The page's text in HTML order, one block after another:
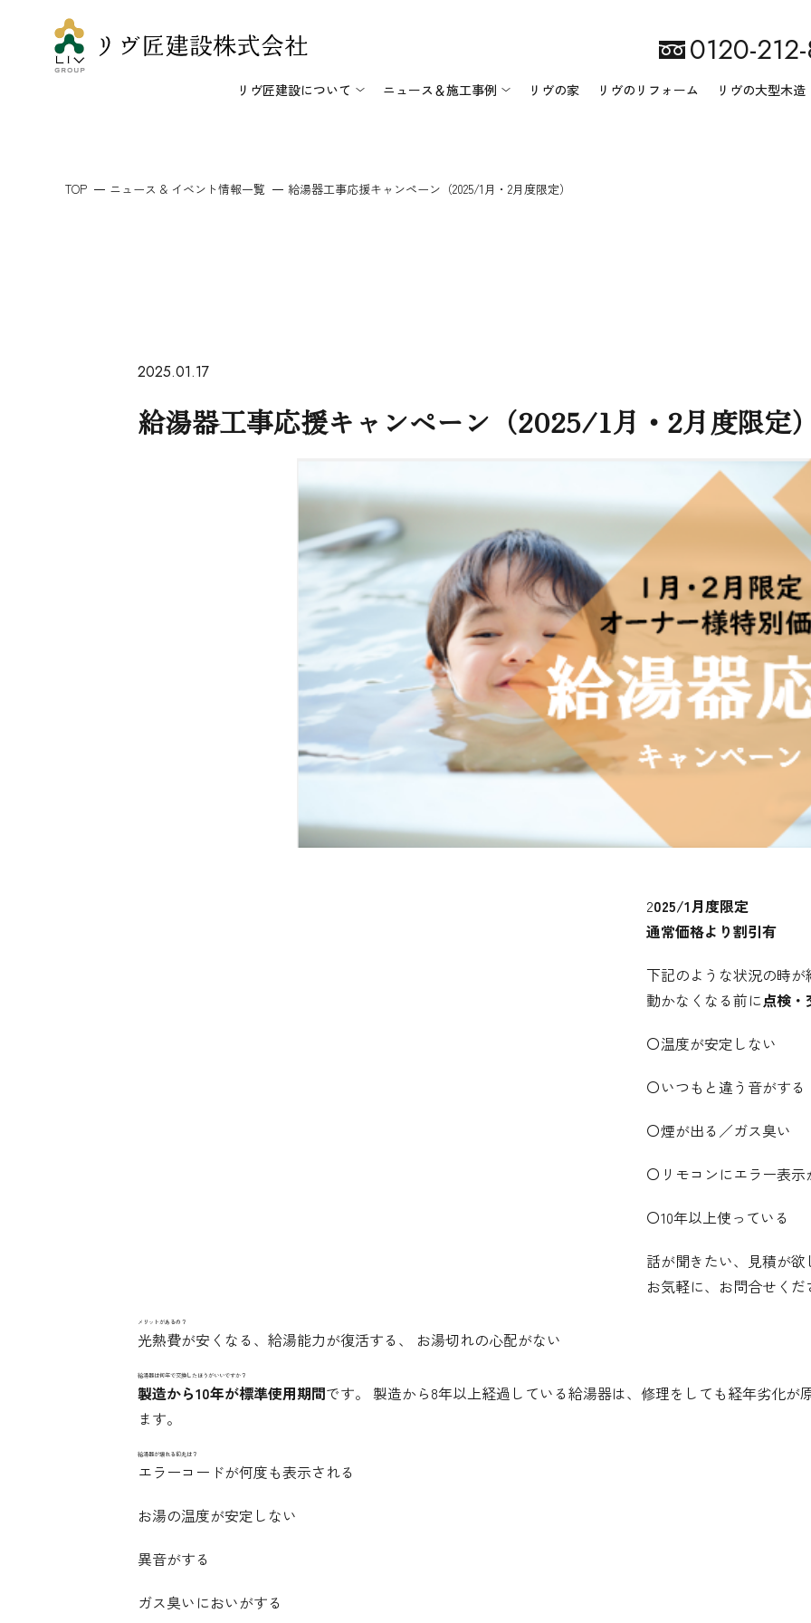
リヴ匠建設について
リヴ匠建設について
ニュース＆施工事例
ニュース一覧
リヴの家 リヴのリフォーム リヴの大型木造
0120-
TOP ニュース & イベント情報一覧 給湯器工事応援キャンペーン（2025/1月・2月度限定）
2025.01.17
給湯器工事応援キャンペーン（2025/1月・2月度限定
2025/1月度限定
通常価格より割引有
下記のような状況の時
動かなくなる前に点検・
〇温度が安定しない
〇いつもと違う音がする
〇煙が出る／ガス臭い
〇リモコンにエラー表示
〇10年以上使っている
話が聞きたい、見積が欲
お気軽に、お問合せくだ
メリットがあるの？
光熱費が安くなる、給湯能力が復活する、 お湯切れの心配がない
給湯器は何年で交換したほうがいいですか？
製造から10年が標準使用期間です。 製造から8年以上経過している給湯器は、修理をしても経年劣化
ます。
給湯器が壊れる前兆は？
エラーコードが何度も表示される
お湯の温度が安定しない
異音がする
ガス臭いにおいがする